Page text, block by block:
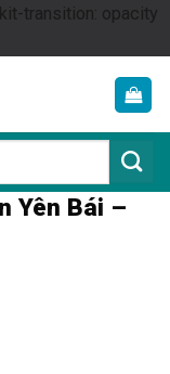
transition: opacity
Yên Bái –